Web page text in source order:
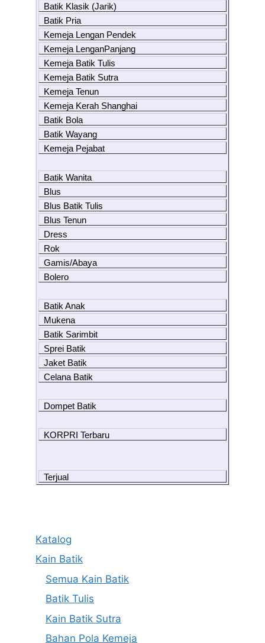
Batik Klasik (Jarik)
Batik Pria
Kemeja Lengan Pendek
Kemeja LenganPanjang
Kemeja Batik Tulis
Kemeja Batik Sutra
Kemeja Tenun
Kemeja Kerah Shanghai
Batik Bola
Batik Wayang
Kemeja Pejabat
Batik Wanita
Blus
Blus Batik Tulis
Blus Tenun
Dress
Rok
Gamis/Abaya
Bolero
Batik Anak
Mukena
Batik Sarimbit
Sprei Batik
Jaket Batik
Celana Batik
Dompet Batik
KORPRI Terbaru
Terjual
Katalog
Kain Batik
Semua Kain Batik
Batik Tulis
Kain Batik Sutra
Bahan Pola Kemeja